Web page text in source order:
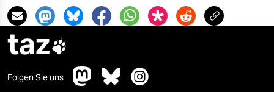
taz
Folgen Sie uns